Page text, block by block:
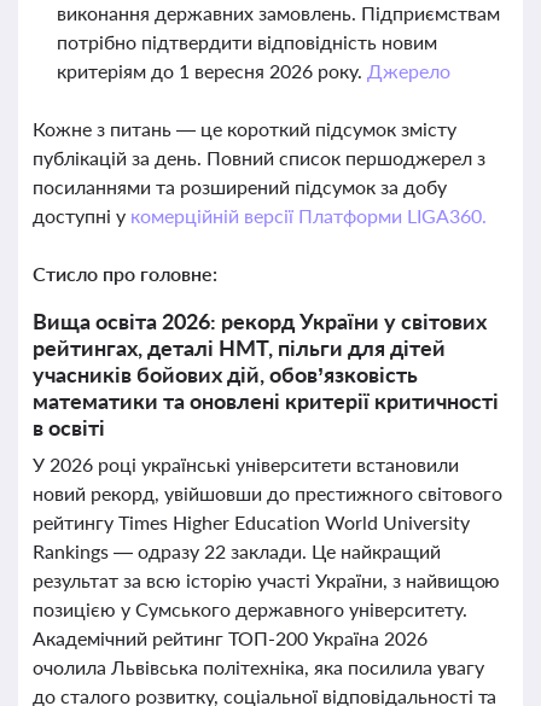
виконання державних замовлень. Підприємствам
потрібно підтвердити відповідність новим
критеріям до 1 вересня 2026 року. Джерело
Кожне з питань — це короткий підсумок змісту
публікацій за день. Повний список першоджерел з
посиланнями та розширений підсумок за добу
доступні у комерційній версії Платформи LIGA360.
Стисло про головне:
Вища освіта 2026: рекорд України у світових
рейтингах, деталі НМТ, пільги для дітей
учасників бойових дій, обов’язковість
математики та оновлені критерії критичності
в освіті
У 2026 році українські університети встановили
новий рекорд, увійшовши до престижного світового
рейтингу Times Higher Education World University
Rankings — одразу 22 заклади. Це найкращий
результат за всю історію участі України, з найвищою
позицією у Сумського державного університету.
Академічний рейтинг ТОП-200 Україна 2026
очолила Львівська політехніка, яка посилила увагу
до сталого розвитку, соціальної відповідальності та